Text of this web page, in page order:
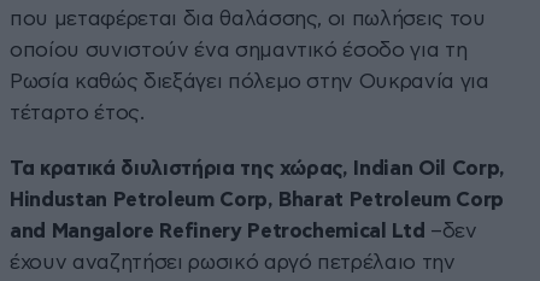
που μεταφέρεται δια θαλάσσης, οι πωλήσεις του
οποίου συνιστούν ένα σημαντικό έσοδο για τη
Ρωσία καθώς διεξάγει πόλεμο στην Ουκρανία για
τέταρτο έτος.
Τα κρατικά διυλιστήρια της χώρας, Indian Oil Corp,
Hindustan Petroleum Corp, Bharat Petroleum Corp
and Mangalore Refinery Petrochemical Ltd –δεν
έχουν αναζητήσει ρωσικό αργό πετρέλαιο την